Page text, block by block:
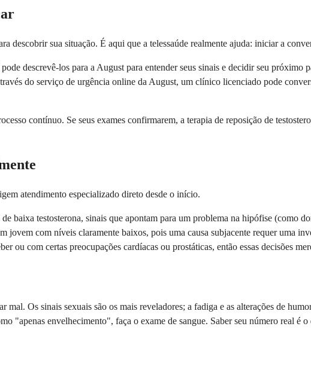
descobrir sua situação. É aqui que a telessaúde realmente ajuda: iniciar a
descrevê-los para a August para entender seus sinais e decidir seu
do serviço de urgência online da August, um clínico licenciado pode
contínuo. Se seus exames confirmarem, a terapia de reposição de
atendimento especializado direto desde o início.
baixa testosterona, sinais que apontam para um problema na hipófise (como
com níveis claramente baixos, pois uma causa subjacente requer uma
ou com certas preocupações cardíacas ou prostáticas, então essas decisões
Os sinais sexuais são os mais reveladores; a fadiga e as alterações de
"apenas envelhecimento", faça o exame de sangue. Saber seu número real é